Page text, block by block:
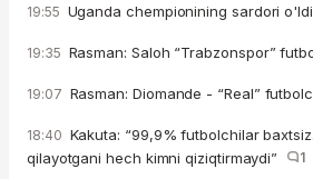
19:55 Uganda chempionining sardori
19:35 Rasman: Saloh “Trabzonspor”
19:07 Rasman: Diomande - “Real”
18:40 Kakuta: “99,9% futbolchilar
qilayotgani hech kimni qiziqtirmaydi”
1